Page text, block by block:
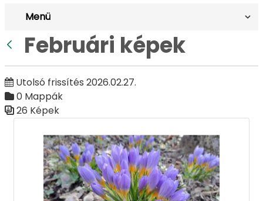
Menü
Februári képek
Utolsó frissítés 2026.02.27.
0 Mappák
26 Képek